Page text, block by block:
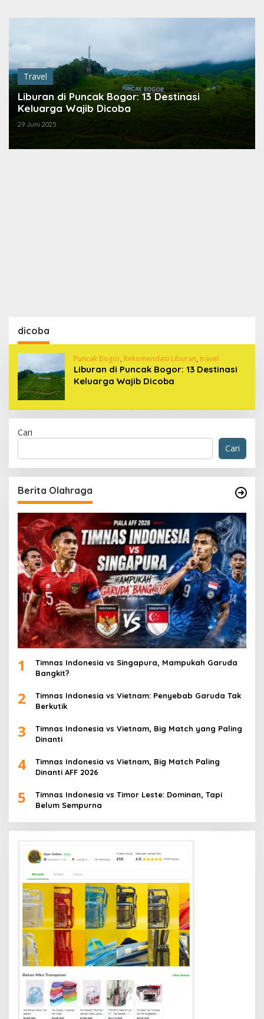
Travel
Liburan di Puncak Bogor: 13 Destinasi
Keluarga Wajib Dicoba
29 Juni 2025
dicoba
Puncak Bogor, Rekomendasi Liburan, travel
Liburan di Puncak Bogor: 13 Destinasi
Keluarga Wajib Dicoba
Cari
Cari
Berita Olahraga
1
Timnas Indonesia vs Singapura, Mampukah Garuda
Bangkit?
2
Timnas Indonesia vs Vietnam: Penyebab Garuda Tak
Berkutik
3
Timnas Indonesia vs Vietnam, Big Match yang Paling
Dinanti
4
Timnas Indonesia vs Vietnam, Big Match Paling
Dinanti AFF 2026
5
Timnas Indonesia vs Timor Leste: Dominan, Tapi
Belum Sempurna